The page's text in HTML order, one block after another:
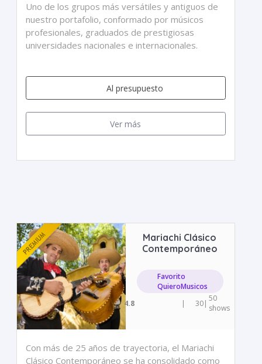
Uno de los grupos más versátiles y antiguos de
nuestro portafolio, conformado por músicos
profesionales, graduados de prestigiosas
universidades nacionales e internacionales.
Al presupuesto
Ver más
Mariachi Clásico
Contemporáneo
Favorito
QuieroMusicos
4.8
| 30| 50
shows
Con más de 25 años de trayectoria, el Mariachi
Clásico Contemporáneo se ha consolidado como